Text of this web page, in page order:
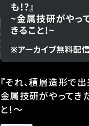
『それ、積層造形で
金属技研がやってき
と!～